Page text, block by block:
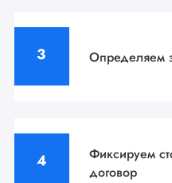
Определяем
Фиксируем
договор